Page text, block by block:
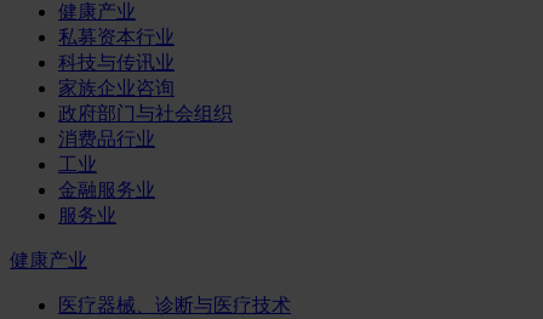
健康产业
私募资本行业
科技与传讯业
家族企业咨询
政府部门与社会组织
消费品行业
工业
金融服务业
服务业
健康产业
医疗器械、诊断与医疗技术